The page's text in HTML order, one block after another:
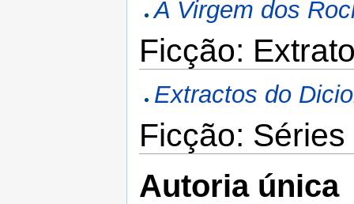
A Virgem dos
Ficção:
Extractos do
Ficção: Séries
Autoria única